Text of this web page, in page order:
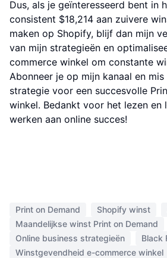
Dus, als je geïnteresseerd bent in
consistent $18,214 aan zuivere
maken op Shopify, blijf dan mijn
van mijn strategieën en
commerce winkel om constante
Abonneer je op mijn kanaal en
strategie voor een succesvolle
winkel. Bedankt voor het lezen en
werken aan online succes!
Print on Demand Shopify winst
Maandelijkse winst Print on Demand
Online business strategieën
Black
Winstgevendheid e-commerce winkel